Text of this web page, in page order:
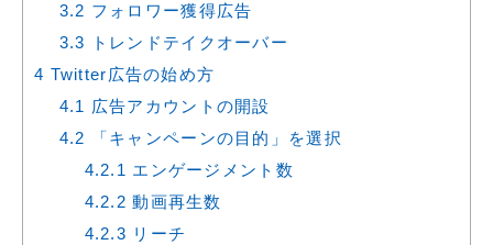
3.2 フォロワー獲得広告
3.3 トレンドテイクオーバー
4 Twitter広告の始め方
4.1 広告アカウントの開設
4.2 「キャンペーンの目的」を選択
4.2.1 エンゲージメント数
4.2.2 動画再生数
4.2.3 リーチ